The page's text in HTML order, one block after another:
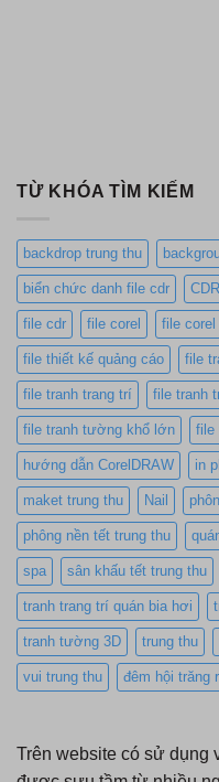
TỪ KHÓA TÌM KIẾM
backdrop trung thu
biển chức danh file cdr CDR
file cdr file corel file corel
file thiết kế quảng cáo file
file tranh trang trí file tranh
file tranh tường khổ lớn file
hướng dẫn CorelDRAW in
maket trung thu Nail
phông nền tết trung thu
spa sân khấu tết trung thu
tranh trang trí quán bia hơi
tranh tường 3D trung thu
vui trung thu đêm hội trăng
Trên website có sử dụng